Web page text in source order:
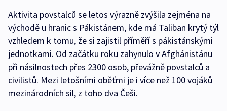
Aktivita povstalců se letos výrazně zvýšila zejména na
východě u hranic s Pákistánem, kde má Taliban krytý týl
vzhledem k tomu, že si zajistil příměří s pákistánskými
jednotkami. Od začátku roku zahynulo v Afghánistánu
při násilnostech přes 2300 osob, převážně povstalců a
civilistů. Mezi letošními oběťmi je i více než 100 vojáků
mezinárodních sil, z toho dva Češi.